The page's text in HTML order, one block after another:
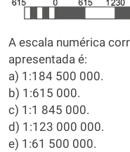
A escala numérica
apresentada é:
a) 1:184 500 000.
b) 1:615 000.
c) 1:1 845 000.
d) 1:123 000 000.
e) 1:61 500 000.